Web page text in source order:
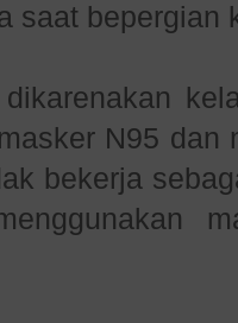
saat bepergian
N95 dan
bekerja